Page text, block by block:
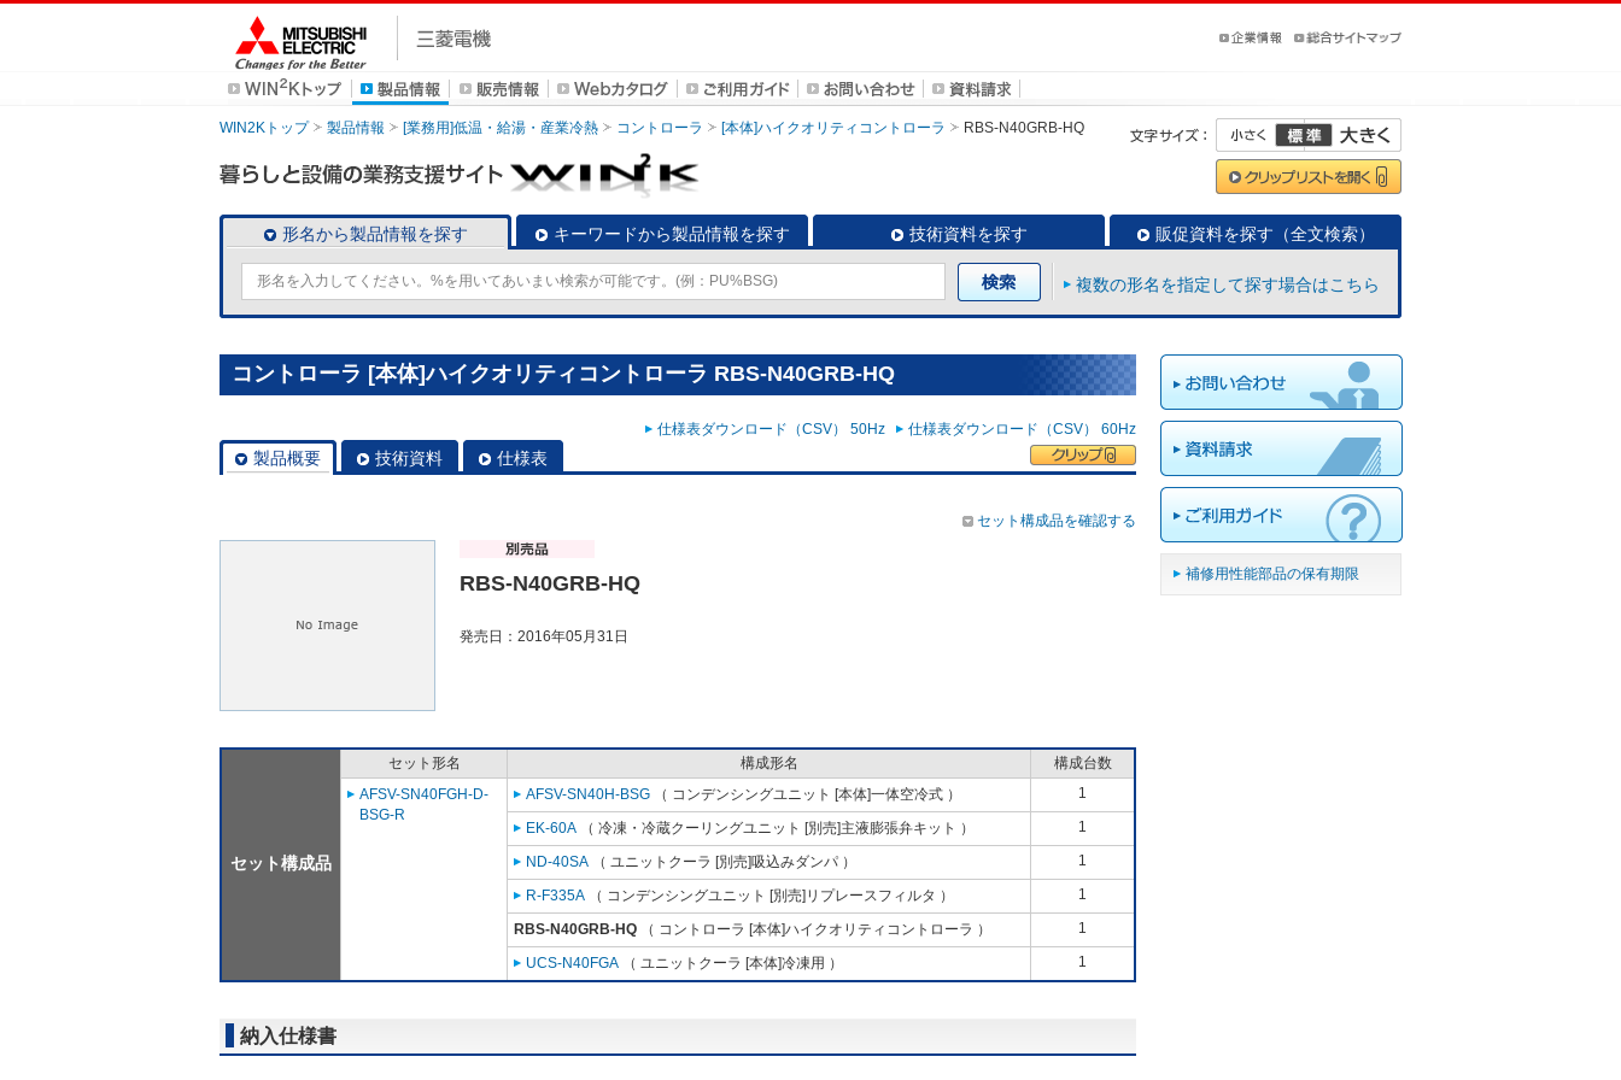
WIN2Kトップ 製品情報 [業務用]低温・給湯・産業冷熱 コントローラ [本体]ハイクオリティコントローラ RBS-N40GRB-HQ
形名から製品情報を探す キーワードから製品情報を探す 技術資料を探す 販促資料を探す（全文検索）
複数の形名を指定して探す場合はこちら
コントローラ [本体]ハイクオリティコントローラ RBS-N40GRB-HQ
仕様表ダウンロード（CSV） 50Hz 仕様表ダウンロード（CSV） 60Hz
製品概要 技術資料 仕様表
セット構成品を確認する
RBS-N40GRB-HQ
発売日：2016年05月31日
セット構成品
セット形名 構成形名
構成台数
AFSV-SN40FGH-D-
BSG-R
AFSV-SN40H-BSG （ コンデンシングユニット [本体]一体空冷式 ） 1
EK-60A （ 冷凍・冷蔵クーリングユニット [別売]主液膨張弁キット ） 1
ND-40SA （ ユニットクーラ [別売]吸込みダンパ ） 1
R-F335A （ コンデンシングユニット [別売]リプレースフィルタ ） 1
RBS-N40GRB-HQ （ コントローラ [本体]ハイクオリティコントローラ ） 1
UCS-N40FGA （ ユニットクーラ [本体]冷凍用 ） 1
納入仕様書
補修用性能部品の保有期限